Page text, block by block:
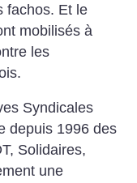
fachos. Et le
mobilisés à
les
Syndicales
depuis 1996 des
Solidaires,
une